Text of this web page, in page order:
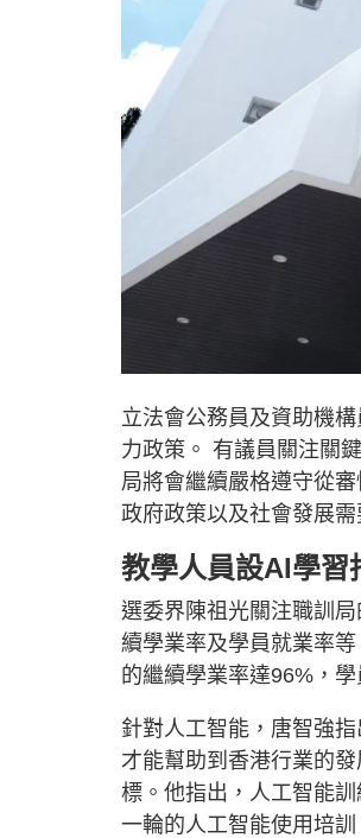
立法會公務員及資助機
力政策。 有議員關注關
局將會繼續嚴格遵守從
政府政策以及社會發展需
教學人員設AI學習
選委界陳祖光關注職訓
續學業率及學員就業率
的繼續學業率達96%，
針對人工智能，唐智強
才能幫助到香港行業的
標。他指出，人工智能
一輪的人工智能使用培訓